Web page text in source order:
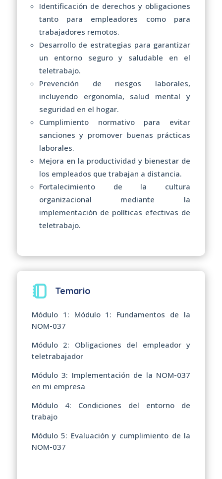
Identificación de derechos y obligaciones
tanto para empleadores como para
trabajadores remotos.
Desarrollo de estrategias para garantizar
un entorno seguro y saludable en el
teletrabajo.
Prevención de riesgos laborales,
incluyendo ergonomía, salud mental y
seguridad en el hogar.
Cumplimiento normativo para evitar
sanciones y promover buenas prácticas
laborales.
Mejora en la productividad y bienestar de
los empleados que trabajan a distancia.
Fortalecimiento de la cultura
organizacional mediante la
implementación de políticas efectivas de
teletrabajo.
Temario
Módulo 1: Módulo 1: Fundamentos de la
NOM-037
Módulo 2: Obligaciones del empleador y
teletrabajador
Módulo 3: Implementación de la NOM-037
en mi empresa
Módulo 4: Condiciones del entorno de
trabajo
Módulo 5: Evaluación y cumplimiento de la
NOM-037